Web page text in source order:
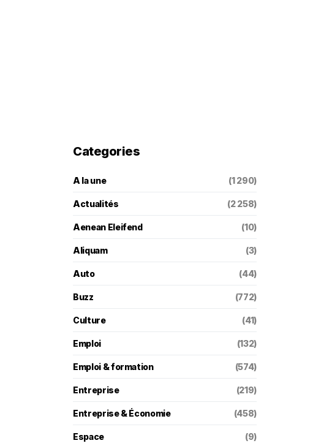
Categories
A la une (1 290)
Actualités (2 258)
Aenean Eleifend (10)
Aliquam (3)
Auto (44)
Buzz (772)
Culture (41)
Emploi (132)
Emploi & formation (574)
Entreprise (219)
Entreprise & Économie (458)
Espace (9)